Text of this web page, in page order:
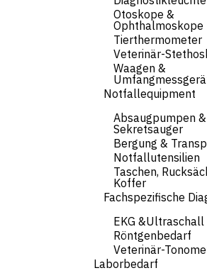
Otoskope &
Ophthalmoskope
Tierthermometer
Veterinär-
Waagen &
Notfallequipment
Absaugpumpen &
Sekretsauger
Bergung &
Notfallutensilien
Taschen,
Koffer
Fachspezifische
EKG &Ultraschall
Röntgenbedarf
Veterinär-
Laborbedarf